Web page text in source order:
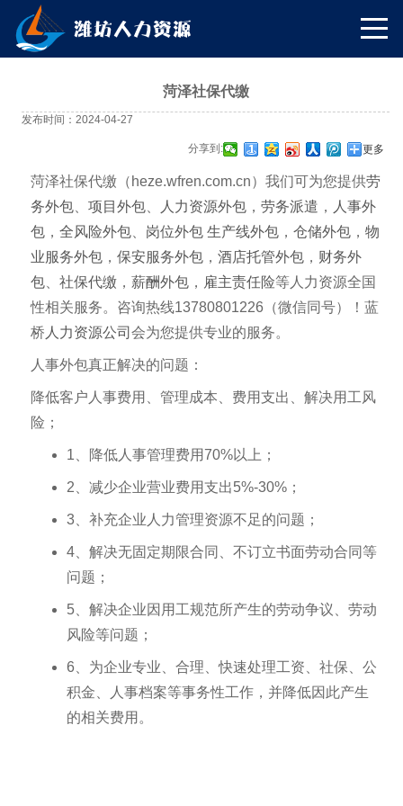
菏泽社保代缴
发布时间：2024-04-27
分享到: 更多
菏泽社保代缴 （heze.wfren.com.cn）我们可为您提供劳
务外包
项目外包 人力资源外包 ， 劳务派遣 ，
人事外
包 ， 全风险外包 岗位外包 生产线外包 ， 仓储外包 ， 物
业服务外包 ， 保安服务外包 ， 酒店托管外包 ， 财务外
包
社保代缴 ， 薪酬外包 ， 雇主责任险等人力资源全国
性相关服务。咨询热线13780801226（微信同号）！蓝
桥 人力资源公司 会为您提供专业的服务。
人事外包真正解决的问题：
降低客户人事费用、管理成本、费用支出、解决用工风
险；
1、降低人事管理费用70%以上；
2、减少企业营业费用支出5%-30%；
3、补充企业人力管理资源不足的问题；
4、解决无固定期限合同、不订立书面劳动合同等
问题；
5、解决企业因用工规范所产生的劳动争议、劳动
风险等问题；
6、为企业专业、合理、快速处理工资、社保、公
积金、人事档案等事务性工作，并降低因此产生
的相关费用。